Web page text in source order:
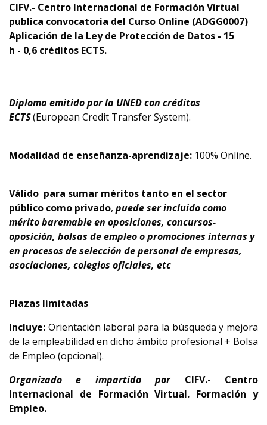
CIFV.- Centro Internacional de Formación Virtual
publica convocatoria del Curso Online (ADGG0007)
Aplicación de la Ley de Protección de Datos - 15
h - 0,6 créditos ECTS.
Diploma emitido por la UNED con créditos
ECTS(European Credit Transfer System).
Modalidad de enseñanza-aprendizaje: 100% Online.
Válido para sumar méritos tanto en el sector
público como privado, puede ser incluido como
mérito baremable en oposiciones, concursos-
oposición, bolsas de empleo o promociones internas y
en procesos de selección de personal de empresas,
asociaciones, colegios oficiales, etc
Plazas limitadas
Incluye: Orientación laboral para la búsqueda y mejora
de la empleabilidad en dicho ámbito profesional + Bolsa
de Empleo (opcional).
Organizado e impartido por CIFV.- Centro
Internacional de Formación Virtual. Formación y
Empleo.